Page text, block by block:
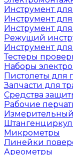
Инструмент
Инструмент
Инструмент
Режущий
Инструмент
Тестеры
Наборы
Пистолеты для
Запчасти для
Средства
Рабочие
Микрометры
Линейки
Ареометры